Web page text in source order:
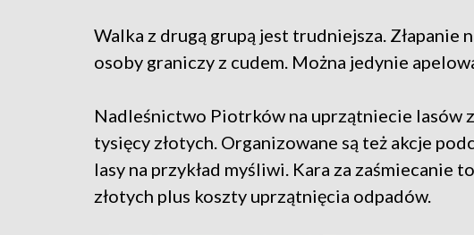
Walka z drugą grupą jest trudniejsza. Złapanie
osoby graniczy z cudem. Można jedynie
Nadleśnictwo Piotrków na uprzątniecie lasów
tysięcy złotych. Organizowane są też akcje
lasy na przykład myśliwi. Kara za zaśmiecanie
złotych plus koszty uprzątnięcia odpadów.